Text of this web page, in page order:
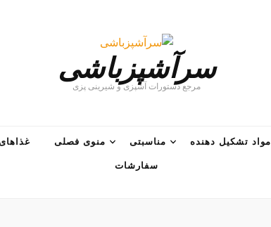
سرآشپزباشی
مرجع دستورات آشپزی و شیرینی پزی
مواد تشکیل دهنده مناسبتی منوی فصلی
سفارشات